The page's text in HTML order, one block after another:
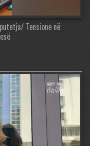
Tensione në